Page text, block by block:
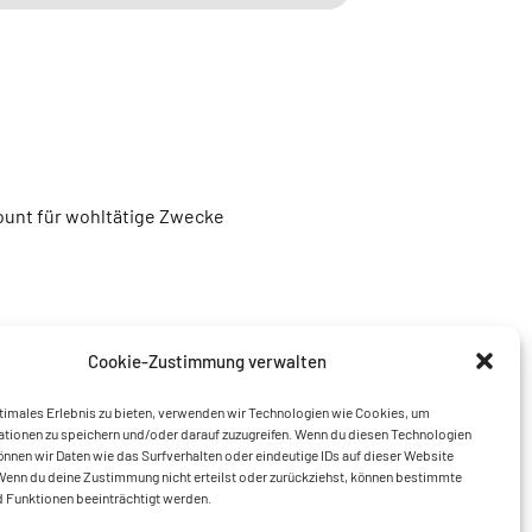
Cookie-Zustimmung verwalten
Erlebnis zu bieten, verwenden wir Technologien wie Cookies, um
zu speichern und/oder darauf zuzugreifen. Wenn du diesen Technologien
wir Daten wie das Surfverhalten oder eindeutige IDs auf dieser Website
du deine Zustimmung nicht erteilst oder zurückziehst, können bestimmte
Funktionen beeinträchtigt werden.
für wohltätige Zwecke